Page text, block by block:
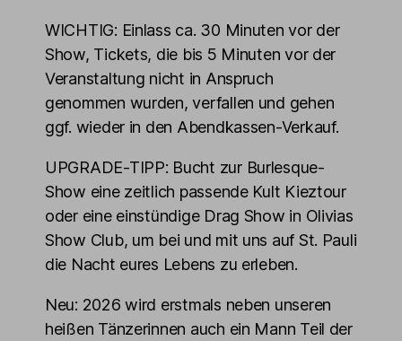
WICHTIG: Einlass ca. 30 Minuten vor der
Show, Tickets, die bis 5 Minuten vor der
Veranstaltung nicht in Anspruch
genommen wurden, verfallen und gehen
ggf. wieder in den Abendkassen-Verkauf.
UPGRADE-TIPP: Bucht zur Burlesque-
Show eine zeitlich passende Kult Kieztour
oder eine einstündige Drag Show in Olivias
Show Club, um bei und mit uns auf St. Pauli
die Nacht eures Lebens zu erleben.
Neu: 2026 wird erstmals neben unseren
heißen Tänzerinnen auch ein Mann Teil der